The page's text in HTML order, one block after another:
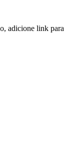
adicione link para